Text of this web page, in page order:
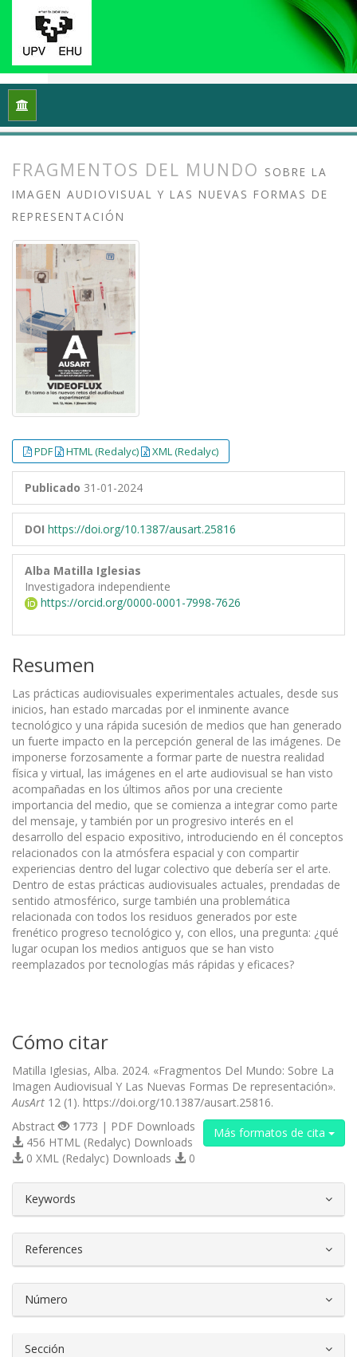
Inicio
FRAGMENTOS DEL MUNDO SOBRE LA
IMAGEN AUDIOVISUAL Y LAS NUEVAS FORMAS DE
REPRESENTACIÓN
PDF HTML (Redalyc) XML (Redalyc)
Publicado 31-01-2024
DOI https://doi.org/10.1387/ausart.25816
Alba Matilla Iglesias
Investigadora independiente
https://orcid.org/0000-0001-7998-7626
Resumen
Las prácticas audiovisuales experimentales actuales, desde sus
inicios, han estado marcadas por el inminente avance
tecnológico y una rápida sucesión de medios que han generado
un fuerte impacto en la percepción general de las imágenes. De
imponerse forzosamente a formar parte de nuestra realidad
física y virtual, las imágenes en el arte audiovisual se han visto
acompañadas en los últimos años por una creciente
importancia del medio, que se comienza a integrar como parte
del mensaje, y también por un progresivo interés en el
desarrollo del espacio expositivo, introduciendo en él conceptos
relacionados con la atmósfera espacial y con compartir
experiencias dentro del lugar colectivo que debería ser el arte.
Dentro de estas prácticas audiovisuales actuales, prendadas de
sentido atmosférico, surge también una problemática
relacionada con todos los residuos generados por este
frenético progreso tecnológico y, con ellos, una pregunta: ¿qué
lugar ocupan los medios antiguos que se han visto
reemplazados por tecnologías más rápidas y eficaces?
Cómo citar
Matilla Iglesias, Alba. 2024. «Fragmentos Del Mundo: Sobre La
Imagen Audiovisual Y Las Nuevas Formas De representación».
AusArt 12 (1). https://doi.org/10.1387/ausart.25816.
Más formatos de cita
Abstract
1773 | PDF Downloads
456 HTML (Redalyc) Downloads
0 XML (Redalyc) Downloads
0
Keywords
References
Número
Sección